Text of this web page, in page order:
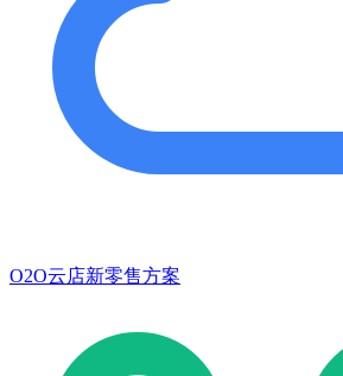
O2O云店新零售方案